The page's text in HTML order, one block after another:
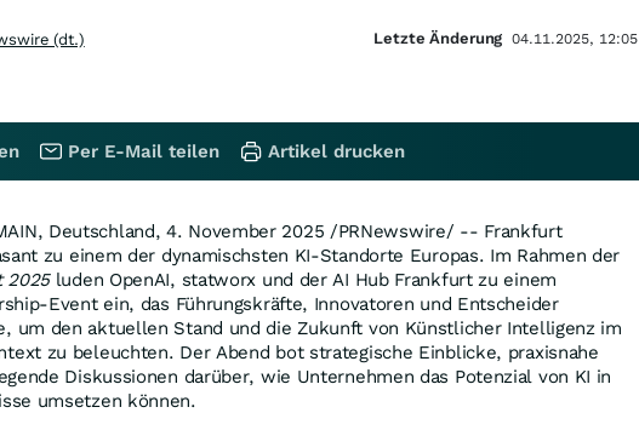
Deutschland,4. November 2025 /PRNewswire/ -- Frankfurt
zu einem der dynamischsten KI-Standorte Europas. Im Rahmen der
2025luden OpenAI, statworx und der AI Hub Frankfurt zu einem
Event ein, das Führungskräfte, Innovatoren und Entscheider
um den aktuellen Stand und die Zukunft von Künstlicher Intelligenz im
zu beleuchten. Der Abend bot strategische Einblicke, praxisnahe
Diskussionen darüber, wie Unternehmen das Potenzial von KI in
umsetzen können.
(dt.) Letzte Änderung 04.11.2025, 12:05
Per E-Mail teilen Artikel drucken